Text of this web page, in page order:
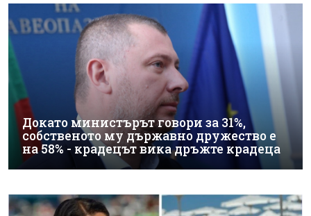
Докато министърът говори за 31%,
собственото му държавно дружество е
на 58% - крадецът вика дръжте крадеца